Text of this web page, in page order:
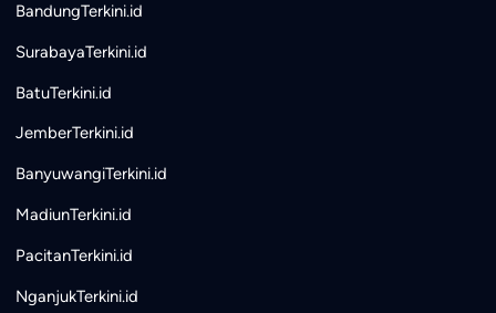
BandungTerkini.id
SurabayaTerkini.id
BatuTerkini.id
JemberTerkini.id
BanyuwangiTerkini.id
MadiunTerkini.id
PacitanTerkini.id
NganjukTerkini.id